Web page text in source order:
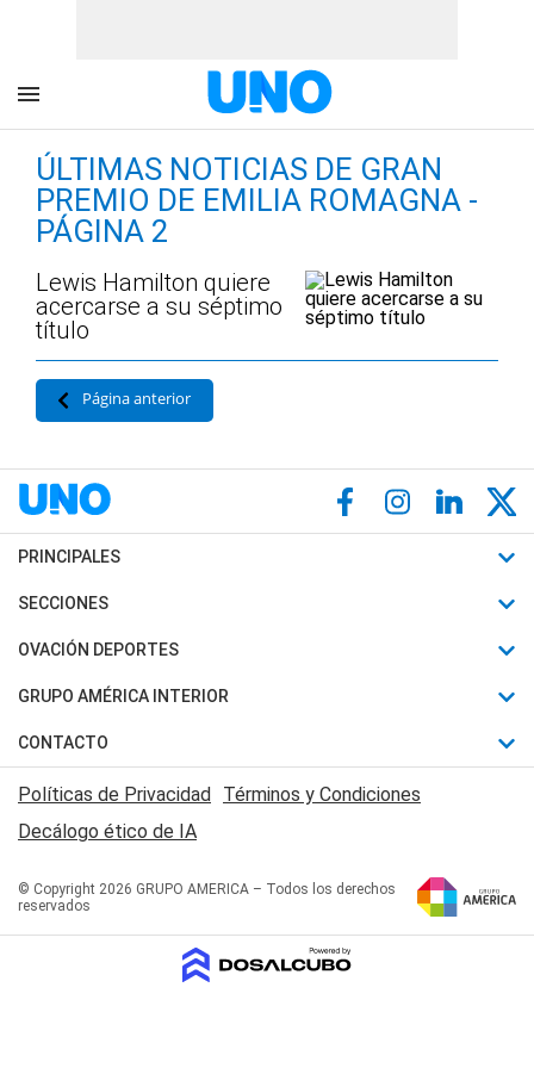
ÚLTIMAS NOTICIAS DE GRAN
PREMIO DE EMILIA ROMAGNA -
PÁGINA 2
Lewis Hamilton quiere
acercarse a su séptimo
título
Página anterior
PRINCIPALES
Últimas Noticias
Política
Judiciales
Economia
SECCIONES
Horóscopo
Motores
Trucos caseros
Series y Películas
Edictos y Solicitadas
OVACIÓN DEPORTES
Fútbol
Mundial
Automovilismo
Rugby
Básquet
GRUPO AMÉRICA INTERIOR
Canal 7 en Vivo
San Juan 8
CONTACTO
Acerca de Nosotros
Contactanos
Políticas de Privacidad Términos y Condiciones
Decálogo ético de IA
© Copyright 2026 GRUPO AMERICA – Todos los derechos
reservados